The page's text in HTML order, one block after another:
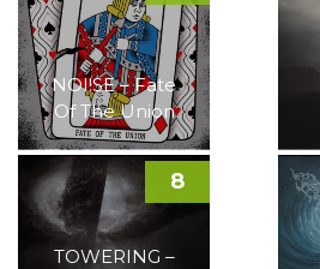
NOI!SE – Fate
Of The Union
TOWERING –
8